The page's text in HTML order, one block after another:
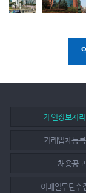
개인정보처
거래업체등
채용공고
이메일무단수